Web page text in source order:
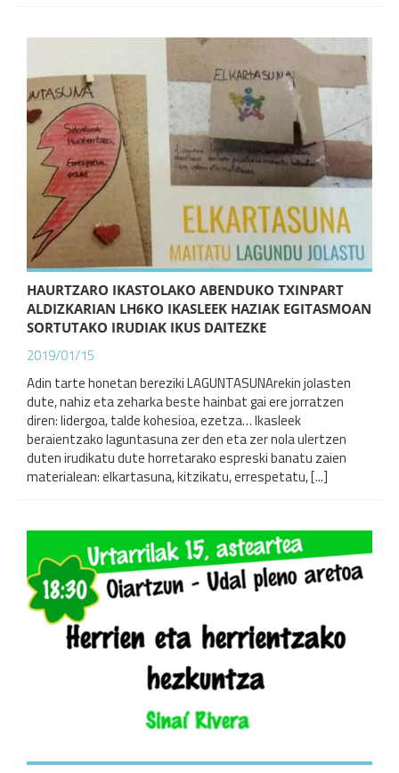
HAURTZARO IKASTOLAKO ABENDUKO TXINPART
ALDIZKARIAN LH6KO IKASLEEK HAZIAK EGITASMOAN
SORTUTAKO IRUDIAK IKUS DAITEZKE
2019/01/15
Adin tarte honetan bereziki LAGUNTASUNArekin jolasten
dute, nahiz eta zeharka beste hainbat gai ere jorratzen
diren: lidergoa, talde kohesioa, ezetza… Ikasleek
beraientzako laguntasuna zer den eta zer nola ulertzen
duten irudikatu dute horretarako espreski banatu zaien
materialean: elkartasuna, kitzikatu, errespetatu, [...]